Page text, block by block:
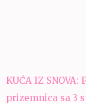
Navigacija
članaka
KUĆA IZ SNOVA:
prizemnica sa 3